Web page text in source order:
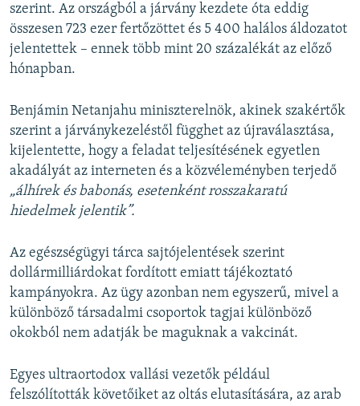
szerint. Az országból a járvány kezdete óta eddig
összesen 723 ezer fertőzöttet és 5 400 halálos áldozatot
jelentettek – ennek több mint 20 százalékát az előző
hónapban.
Benjámin Netanjahu miniszterelnök, akinek szakértők
szerint a járványkezeléstől függhet az újraválasztása,
kijelentette, hogy a feladat teljesítésének egyetlen
akadályát az interneten és a közvéleményben terjedő
„álhírek és babonás, esetenként rosszakaratú
hiedelmek jelentik”.
Az egészségügyi tárca sajtójelentések szerint
dollármilliárdokat fordított emiatt tájékoztató
kampányokra. Az ügy azonban nem egyszerű, mivel a
különböző társadalmi csoportok tagjai különböző
okokból nem adatják be maguknak a vakcinát.
Egyes ultraortodox vallási vezetők például
felszólították követőiket az oltás elutasítására, az arab